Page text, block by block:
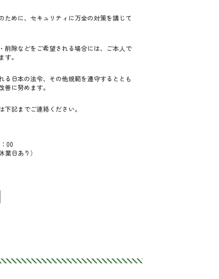
ために、セキュリティに万全の対策を講じて
削除などをご希望される場合には、ご本人で
。
る日本の法令、その他規範を遵守するととも
に努めます。
記までご連絡ください。
00
日あり）